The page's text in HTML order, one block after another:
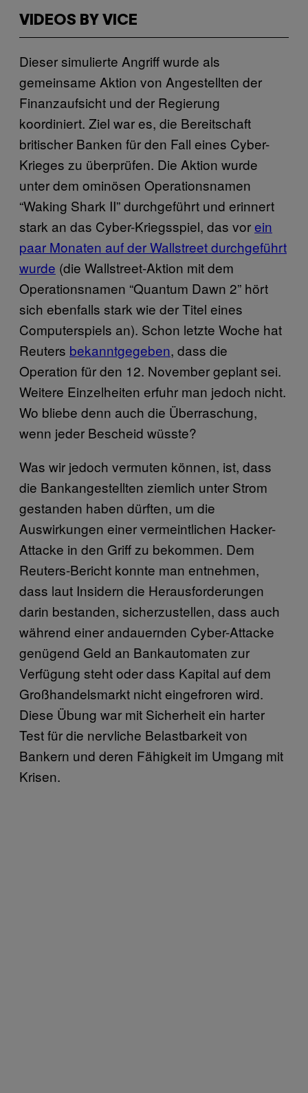
VIDEOS BY VICE
Dieser simulierte Angriff wurde als
gemeinsame Aktion von Angestellten der
Finanzaufsicht und der Regierung
koordiniert. Ziel war es, die Bereitschaft
britischer Banken für den Fall eines Cyber-
Krieges zu überprüfen. Die Aktion wurde
unter dem ominösen Operationsnamen
“Waking Shark II” durchgeführt und erinnert
stark an das Cyber-Kriegsspiel, das vorein
paar Monaten auf der Wallstreet durchgeführt
wurde (die Wallstreet-Aktion mit dem
Operationsnamen “Quantum Dawn 2” hört
sich ebenfalls stark wie der Titel eines
Computerspiels an). Schon letzte Woche hat
Reuters bekanntgegeben, dass die
Operation für den 12. November geplant sei.
Weitere Einzelheiten erfuhr man jedoch nicht.
Wo bliebe denn auch die Überraschung,
wenn jeder Bescheid wüsste?
Was wir jedoch vermuten können, ist, dass
die Bankangestellten ziemlich unter Strom
gestanden haben dürften, um die
Auswirkungen einer vermeintlichen Hacker-
Attacke in den Griff zu bekommen. Dem
Reuters-Bericht konnte man entnehmen,
dass laut Insidern die Herausforderungen
darin bestanden, sicherzustellen, dass auch
während einer andauernden Cyber-Attacke
genügend Geld an Bankautomaten zur
Verfügung steht oder dass Kapital auf dem
Großhandelsmarkt nicht eingefroren wird.
Diese Übung war mit Sicherheit ein harter
Test für die nervliche Belastbarkeit von
Bankern und deren Fähigkeit im Umgang mit
Krisen.